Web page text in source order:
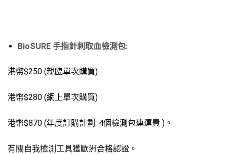
BioSURE 手指針刺取血檢測包:
港幣$250 (親臨單次購買)
港幣$280 (網上單次購買)
港幣$870 (年度訂購計劃: 4個檢測包連運費 )。
有關自我檢測工具獲歐洲合格認證。